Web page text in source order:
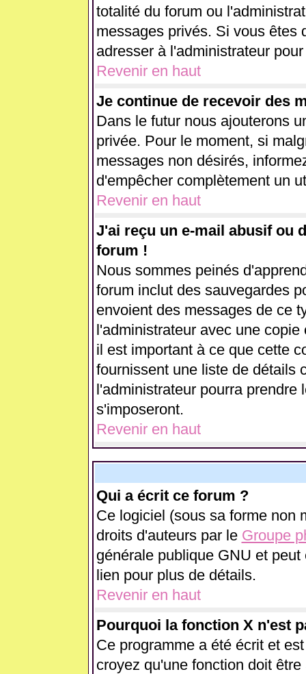
totalité du forum ou
messages privés. Si vous êtes
adresser à l'administrateur
Revenir en haut
Je continue de recevoir des
Dans le futur nous ajouterons
privée. Pour le moment, si
messages non désirés,
d'empêcher complètement un
Revenir en haut
J'ai reçu un e-mail abusif ou
forum !
Nous sommes peinés
forum inclut des sauvegardes
envoient des messages de ce
l'administrateur avec une
il est important à ce que cette
fournissent une liste de détails
l'administrateur pourra prendre
s'imposeront.
Revenir en haut
Qui a écrit ce forum ?
Ce logiciel (sous sa forme non
droits d'auteurs par le Groupe
générale publique GNU et
lien pour plus de détails.
Revenir en haut
Pourquoi la fonction X n'est
Ce programme a été écrit et
croyez qu'une fonction doit